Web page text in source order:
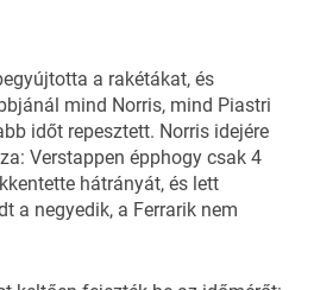
a rakétákat, és
mind Norris, mind Piastri
időt repesztett. Norris idejére
Verstappen épphogy csak 4
hátrányát, és lett
a negyedik, a Ferrarik nem